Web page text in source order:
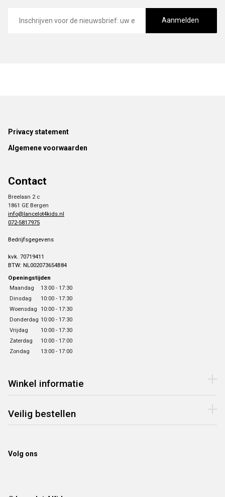
mailadres
Aanmelden
Footer
Privacy statement
Algemene voorwaarden
Contact
Breelaan 2 c
1861 GE Bergen
info@lancelot4kids.nl
072-5817975
Bedrijfsgegevens
kvk. 70719411
BTW: NL002073654B84
Openingstijden
Maandag
13:00 - 17:30
Dinsdag
10:00 - 17:30
Woensdag 10:00 - 17:30
Donderdag 10:00 - 17:30
Vrijdag
10:00 - 17:30
Zaterdag
10:00 - 17:00
Zondag
13:00 - 17:00
Winkel informatie
Veilig bestellen
Volg ons